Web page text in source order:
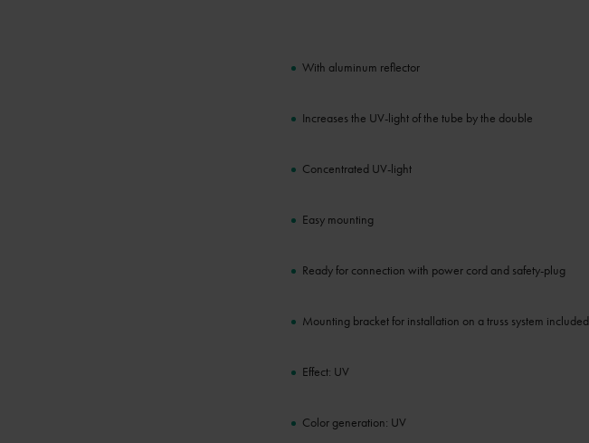
With aluminum reflector
Increases the UV-light of the tube by the double
Concentrated UV-light
Easy mounting
Ready for connection with power cord and safety-plug
Mounting bracket for installation on a truss system included
Effect: UV
Color generation: UV